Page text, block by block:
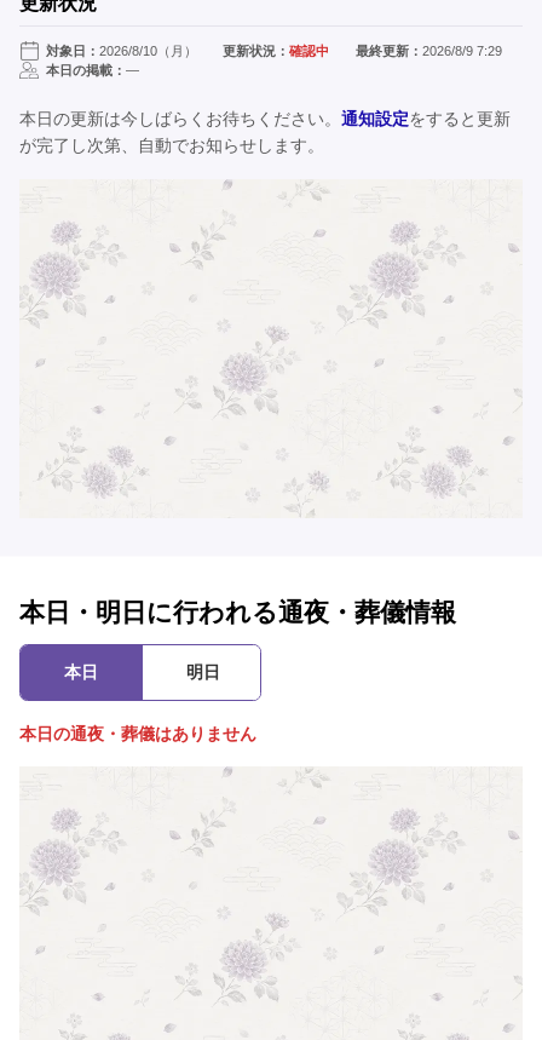
対象日： 2026/8/10（月） 更新状況：確認中 最終更新： 2026/8/9 7:29
本日の掲載： —
本日の更新は今しばらくお待ちください。 通知設定をすると更新
が完了し次第、自動でお知らせします。
本日・明日に行われる通夜・葬儀情報
本日 明日
本日の通夜・葬儀はありません